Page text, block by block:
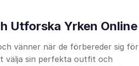
Utforska Yrken Online
vänner när de förbereder sig för
välja sin perfekta outfit och